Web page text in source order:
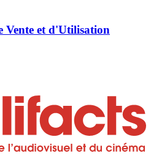
Vente et d'Utilisation